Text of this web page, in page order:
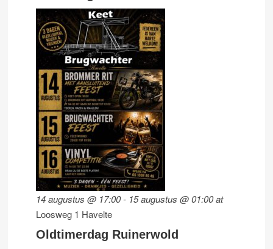
14 augustus @ 17:00- 15 augustus @ 01:00at
Loosweg 1 Havelte
Oldtimerdag Ruinerwold